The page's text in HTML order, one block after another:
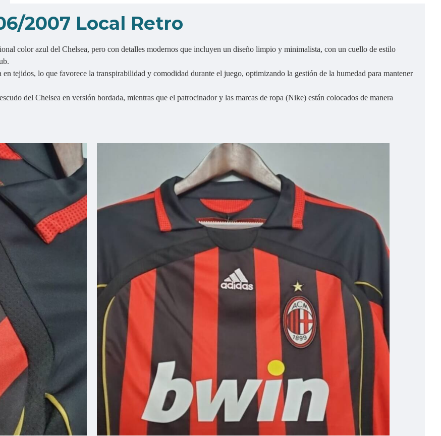
2007 Local Retro
color azul del Chelsea, pero con detalles modernos que incluyen un diseño limpio y minimalista, con un cuello de estilo
tejidos, lo que favorece la transpirabilidad y comodidad durante el juego, optimizando la gestión de la humedad para mantener
del Chelsea en versión bordada, mientras que el patrocinador y las marcas de ropa (Nike) están colocados de manera